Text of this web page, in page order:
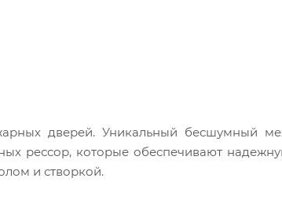
дверей. Уникальный бесшумный
рессор, которые обеспечивают
и створкой.